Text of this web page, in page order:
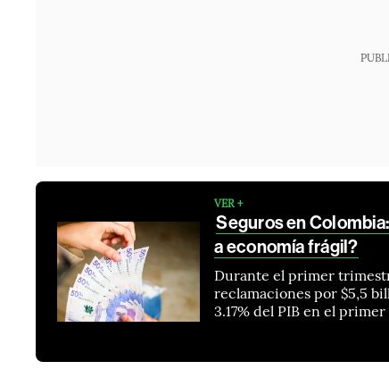
VER +
Seguros en
a economía frágil?
Durante el primer
reclamaciones por $5,5
3.17% del PIB en el